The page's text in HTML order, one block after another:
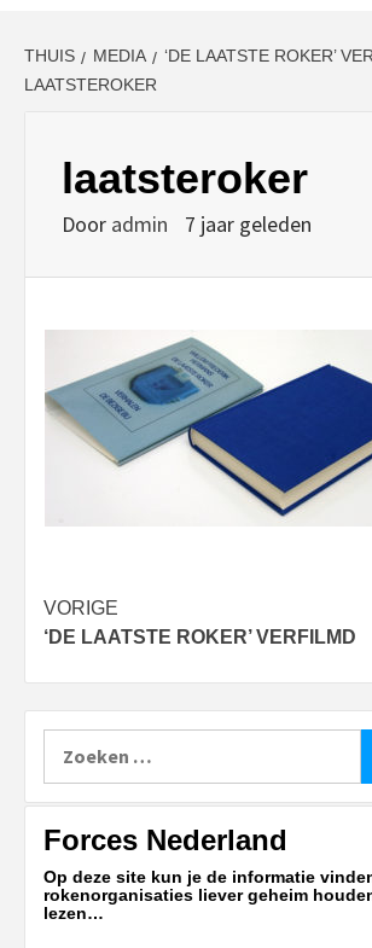
THUIS MEDIA
‘DE LAATSTE ROKER’
LAATSTEROKER
laatsteroker
Door admin 7 jaar geleden
Bericht
navigatie
VORIGE
‘DE LAATSTE ROKER’ VERFILMD
naar:
Forces Nederland
Op deze site kun je de informatie
rokenorganisaties liever geheim
lezen…